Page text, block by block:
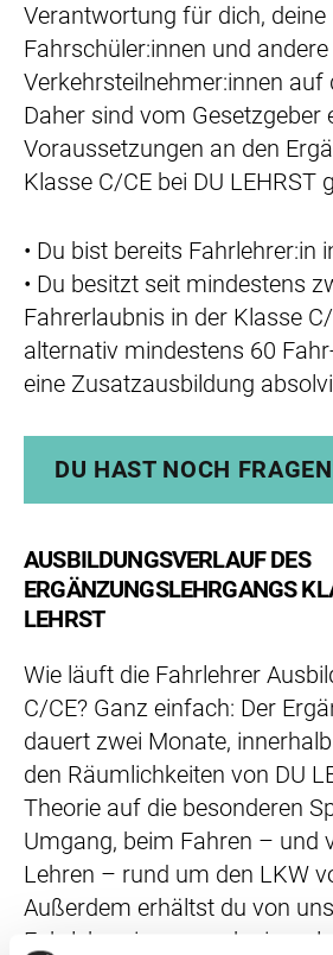
Verantwortung für dich, deine
Fahrschüler:innen und andere
Verkehrsteilnehmer:innen auf
Daher sind vom Gesetzgeber
Voraussetzungen an den
Klasse C/CE bei DU LEHRST
• Du bist bereits Fahrlehrer:in
• Du besitzt seit mindestens
Fahrerlaubnis in der Klasse
alternativ mindestens 60
eine Zusatzausbildung
DU HAST NOCH
AUSBILDUNGSVERLAUF DES
ERGÄNZUNGSLEHRGANGS
LEHRST
Wie läuft die Fahrlehrer
C/CE? Ganz einfach: Der
dauert zwei Monate,
den Räumlichkeiten von DU
Theorie auf die besonderen
Umgang, beim Fahren – und
Lehren – rund um den LKW
Außerdem erhältst du von
Fahrlehrer:innen noch einmal